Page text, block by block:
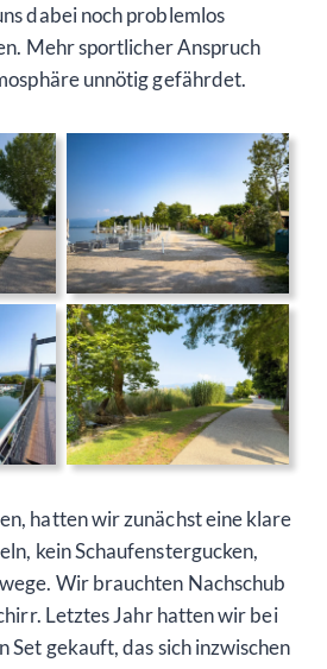
dabei noch problemlos
Mehr sportlicher Anspruch
unnötig gefährdet.
hatten wir zunächst eine klare
kein Schaufenstergucken,
Wir brauchten Nachschub
Letztes Jahr hatten wir bei
Set gekauft, das sich inzwischen